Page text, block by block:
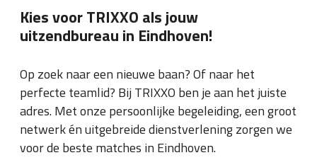
Kies voor TRIXXO als jouw
uitzendbureau in Eindhoven!
Op zoek naar een nieuwe baan? Of naar het
perfecte teamlid? Bij TRIXXO ben je aan het juiste
adres. Met onze persoonlijke begeleiding, een groot
netwerk én uitgebreide dienstverlening zorgen we
voor de beste matches in Eindhoven.